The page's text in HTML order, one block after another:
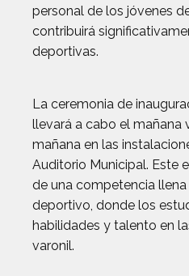
personal de los jóvenes
contribuirá
deportivas.
La ceremonia de
llevará a cabo el mañana
mañana en las
Auditorio Municipal. Este
de una competencia
deportivo, donde los
habilidades y talento en
varonil.